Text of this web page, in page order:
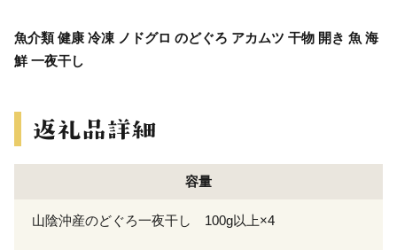
魚介類 健康 冷凍 ノドグロ のどぐろ アカムツ 干物 開き 魚 海
鮮 一夜干し
容量
山陰沖産のどぐろ一夜干し 100g以上×4